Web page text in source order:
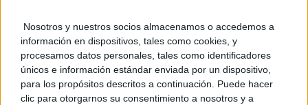
Nosotros y nuestros socios almacenamos o accedemos a
información en dispositivos, tales como cookies, y
procesamos datos personales, tales como identificadores
únicos e información estándar enviada por un dispositivo,
para los propósitos descritos a continuación. Puede hacer
clic para otorgarnos su consentimiento a nosotros y a
TE RECOMENDAMOS